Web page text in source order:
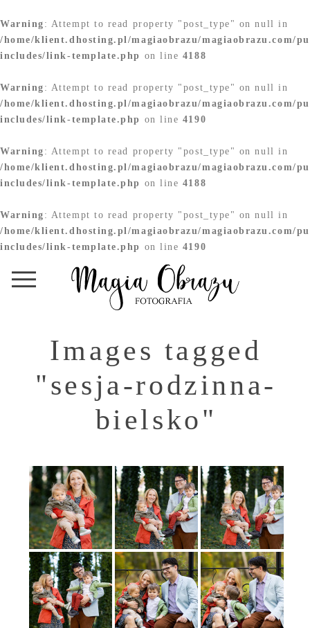
Warning : Attempt to read property "post_type" on null in
/home/klient.dhosting.pl/magiaobrazu/magiaobrazu.com/
includes/link-template.php on line 4188
Warning : Attempt to read property "post_type" on null in
/home/klient.dhosting.pl/magiaobrazu/magiaobrazu.com/
includes/link-template.php on line 4190
Warning : Attempt to read property "post_type" on null in
/home/klient.dhosting.pl/magiaobrazu/magiaobrazu.com/
includes/link-template.php on line 4188
Warning : Attempt to read property "post_type" on null in
/home/klient.dhosting.pl/magiaobrazu/magiaobrazu.com/
includes/link-template.php on line 4190
Images tagged
"sesja-rodzinna-
bielsko"